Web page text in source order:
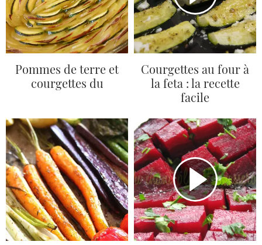
Pommes de terre et
courgettes du
Courgettes au four à
la feta : la recette
facile